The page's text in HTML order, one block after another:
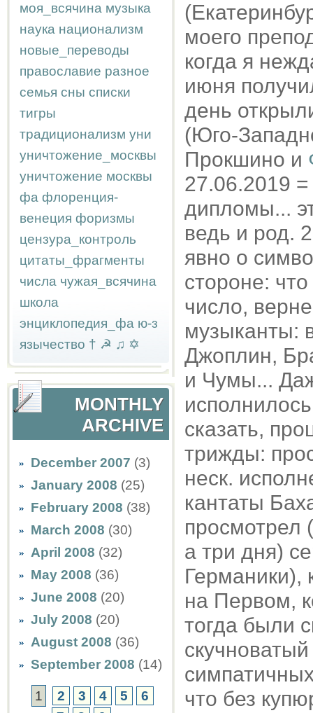
моя_всячина музыка
наука национализм
новые_переводы
православие разное
семья сны списки
тигры
традиционализм уни
уничтожение_москвы
уничтожение москвы
фа флоренция-
венеция форизмы
цензура_контроль
цитаты_фрагменты
числа чужая_всячина
школа
энциклопедия_фа ю-з
язычество † ☭ ♫ ✡
MONTHLY
ARCHIVE
December 2007 (3)
January 2008 (25)
February 2008 (38)
March 2008 (30)
April 2008 (32)
May 2008 (36)
June 2008 (20)
July 2008 (20)
August 2008 (36)
September 2008 (14)
1 2 3 4 5
6
моего
когда я
июня
день
(Юго-
Прокшино и
27.06.2019
дипломы...
ведь и род.
явно о
стороне:
число,
музыканты:
Джоплин,
и Чумы...
сказать,
трижды:
неск.
кантаты
просмотрел
а три дня)
Германики),
на Первом,
тогда были
что без